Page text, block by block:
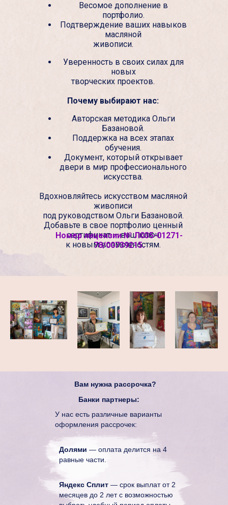
Весомое дополнение в
портфолио.
Подтверждение ваших навыков
масляной
живописи.
Уверенность в своих силах для
новых
творческих проектов.
Почему выбирают нас:
Авторская методика Ольги
Базановой.
Поддержка на всех этапах
обучения.
Документ, который открывает
двери в мир профессионального
искусства.
Вдохновляйтесь искусством масляной
живописи
под руководством Ольги Базановой.
Добавьте в свое портфолио ценный
сертификат — ваш ключ
к новым возможностям.
Номер лицензии № Л035-01271-
78/00739215.
У нас есть различные варианты
оформления рассрочек:
Долями — оплата делится на 4
равные части.
Яндекс Сплит — срок выплат от 2
месяцев до 2 лет с возможностью
Вам нужна рассрочка?
Банки партнеры: